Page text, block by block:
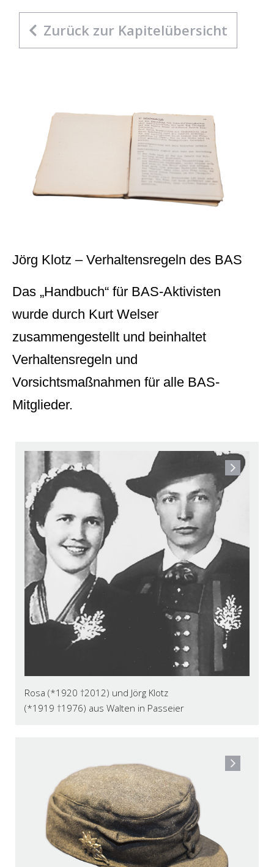
Zurück zur Kapitelübersicht
Jörg Klotz – Verhaltensregeln des BAS
Das „Handbuch“ für BAS-Aktivisten
wurde durch Kurt Welser
zusammengestellt und beinhaltet
Verhaltensregeln und
Vorsichtsmaßnahmen für alle BAS-
Mitglieder.
Rosa (*1920 †2012) und Jörg Klotz
(*1919 †1976) aus Walten in Passeier